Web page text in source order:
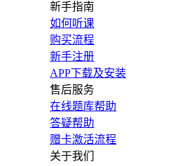
新手指南
如何听课
购买流程
新手注册
APP下载及安装
售后服务
在线题库帮助
答疑帮助
赠卡激活流程
关于我们